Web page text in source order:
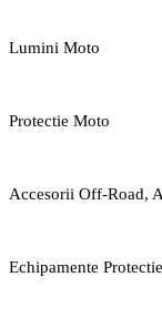
Lumini Moto
Protectie Moto
Accesorii Off-Road,
Echipamente